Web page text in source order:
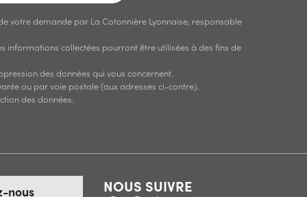
votre demande par La Cotonnière Lyonnaise, responsable
informations collectées pourront être utilisées à des fins de
des données qui vous concernent.
ou par voie postale (aux adresses ci-contre).
des données.
nous NOUS SUIVRE